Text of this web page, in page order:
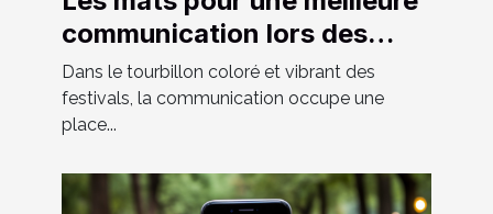
communication lors des
festivals
Dans le tourbillon coloré et vibrant des
festivals, la communication occupe une
place...